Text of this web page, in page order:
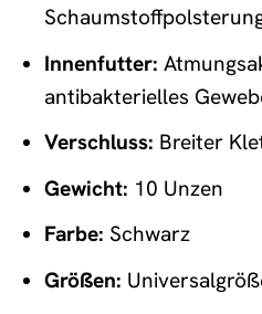
Innenfutter:
antibakterielles
Verschluss: Breiter
Gewicht: 10 Unzen
Farbe: Schwarz
Größen: